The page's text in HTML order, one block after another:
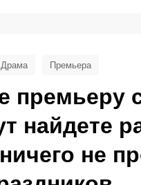
премьеру
найдете
не
Драма Премьера